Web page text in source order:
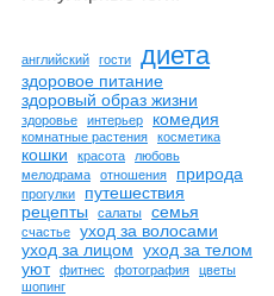
английский гости диета
здоровое питание
здоровый образ жизни
здоровье интерьер комедия
комнатные растения косметика
кошки красота
любовь
мелодрама
отношения природа
прогулки
путешествия
рецепты
салаты семья
счастье
уход за волосами
уход за лицом уход за телом
уют
фитнес фотография
цветы
шопинг